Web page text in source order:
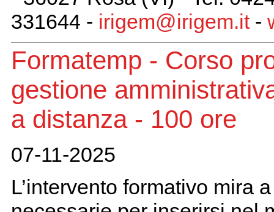
331644 - irigem@irigem.it-
Formatemp - Corso
gestione
a distanza - 100 ore
07-11-2025
L’intervento formativo mira